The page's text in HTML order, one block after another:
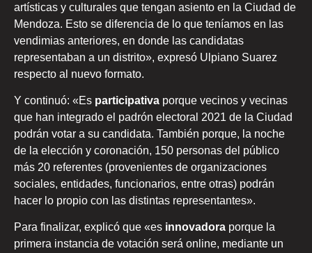
artísticas y culturales que tengan asiento en la Ciudad de
Mendoza. Esto se diferencia de lo que teníamos en las
vendimias anteriores, en donde las candidatas
representaban a un distrito», expresó Ulpiano Suarez
respecto al nuevo formato.
Y continuó: «Es participativa porque vecinos y vecinas
que han integrado el padrón electoral 2021 de la Ciudad
podrán votar a su candidata. También porque, la noche
de la elección y coronación, 150 personas del público
más 20 referentes (provenientes de organizaciones
sociales, entidades, funcionarios, entre otras) podrán
hacer lo propio con las distintas representantes».
Para finalizar, explicó que «es innovadora porque la
primera instancia de votación será online, mediante un